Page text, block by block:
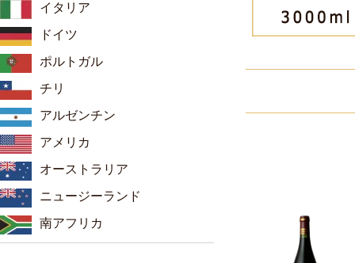
イタリア
ドイツ
ポルトガル
チリ
アルゼンチン
アメリカ
オーストラリア
ニュージーランド
南アフリカ